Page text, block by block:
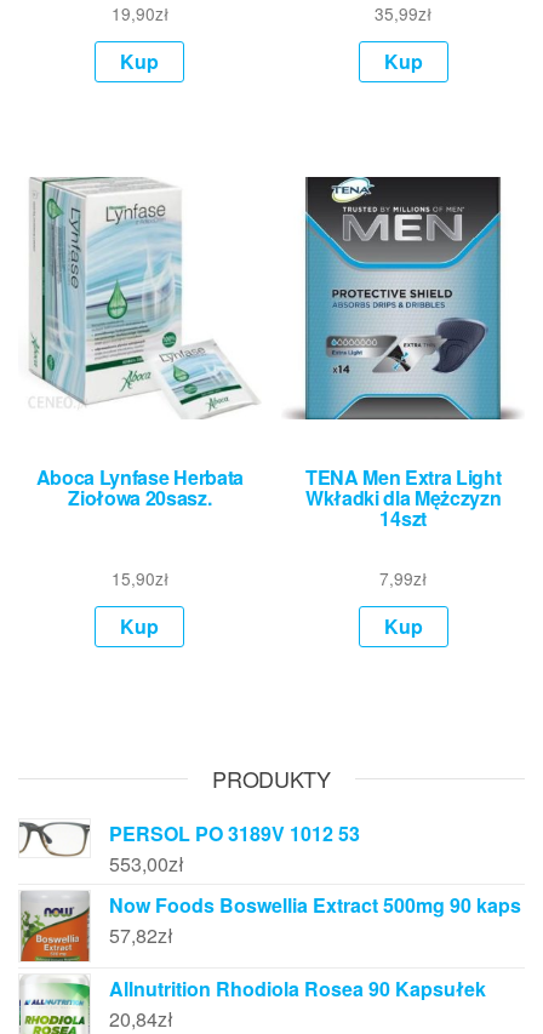
19,90zł
Kup
35,99zł
Kup
Aboca Lynfase Herbata
Ziołowa 20sasz.
15,90zł
Kup
TENA Men Extra Light
Wkładki dla Mężczyzn
14szt
7,99zł
Kup
PRODUKTY
PERSOL PO 3189V 1012 53
553,00zł
Now Foods Boswellia Extract 500mg 90 kaps
57,82zł
Allnutrition Rhodiola Rosea 90 Kapsułek
20,84zł